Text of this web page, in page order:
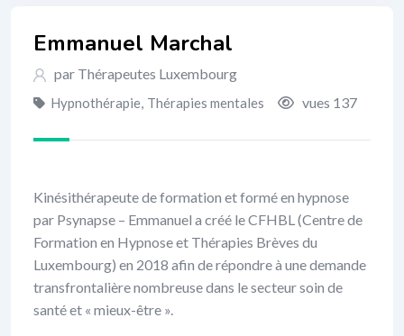
Emmanuel Marchal
par Thérapeutes Luxembourg
Hypnothérapie, Thérapies mentales vues 137
Kinésithérapeute de formation et formé en hypnose
par Psynapse – Emmanuel a créé le CFHBL (Centre de
Formation en Hypnose et Thérapies Brèves du
Luxembourg) en 2018 afin de répondre à une demande
transfrontalière nombreuse dans le secteur soin de
santé et « mieux-être ».